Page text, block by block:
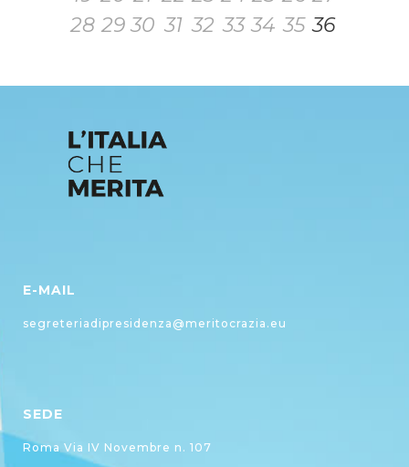
28 29 30 31 32 33 34 35 36
E-MAIL
segreteriadipresidenza@meritocrazia.eu
SEDE
Roma Via IV Novembre n. 107